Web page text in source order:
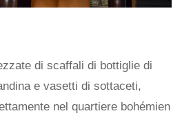
di scaffali di bottiglie di
e vasetti di sottaceti,
nel quartiere bohémien